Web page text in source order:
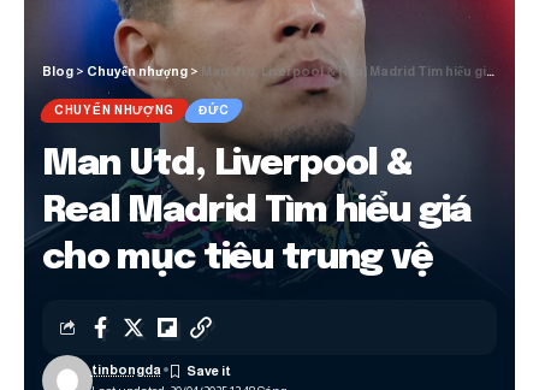
Blog > Chuyển nhượng > Man Utd, Liverpool & Real Madrid Tìm hiểu giá cho mục tiêu trung vệ
CHUYỂN NHƯỢNG ĐỨC
Man Utd, Liverpool &
Real Madrid Tìm hiểu giá
cho mục tiêu trung vệ
tinbongda